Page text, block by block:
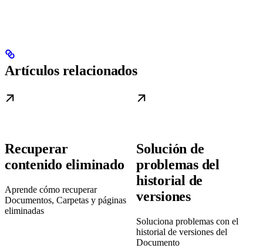
Artículos relacionados
Recuperar
contenido eliminado
Aprende cómo recuperar
Documentos, Carpetas y páginas
eliminadas
Solución de
problemas del
historial de
versiones
Soluciona problemas con el
historial de versiones del
Documento